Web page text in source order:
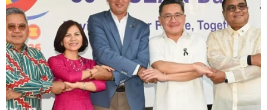
TIN CÙNG CHUYÊN MỤC
Động lực mới cho hợp tác thương